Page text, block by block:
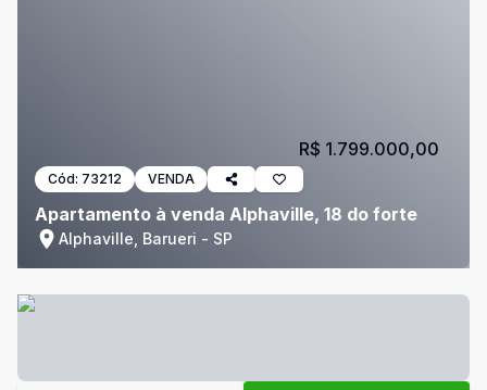
Cód: 73212 VENDA
Apartamento à venda Alphaville, 18 do forte
Alphaville, Barueri - SP
R$ 1.799.000,00